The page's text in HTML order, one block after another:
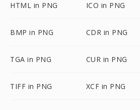
HTML in PNG ICO in PNG
BMP in PNG CDR in PNG
TGA in PNG CUR in PNG
TIFF in PNG XCF in PNG